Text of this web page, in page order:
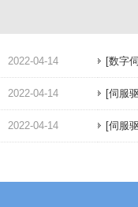
2022-04-14 [数字
2022-04-14 [伺服
2022-04-14 [伺服